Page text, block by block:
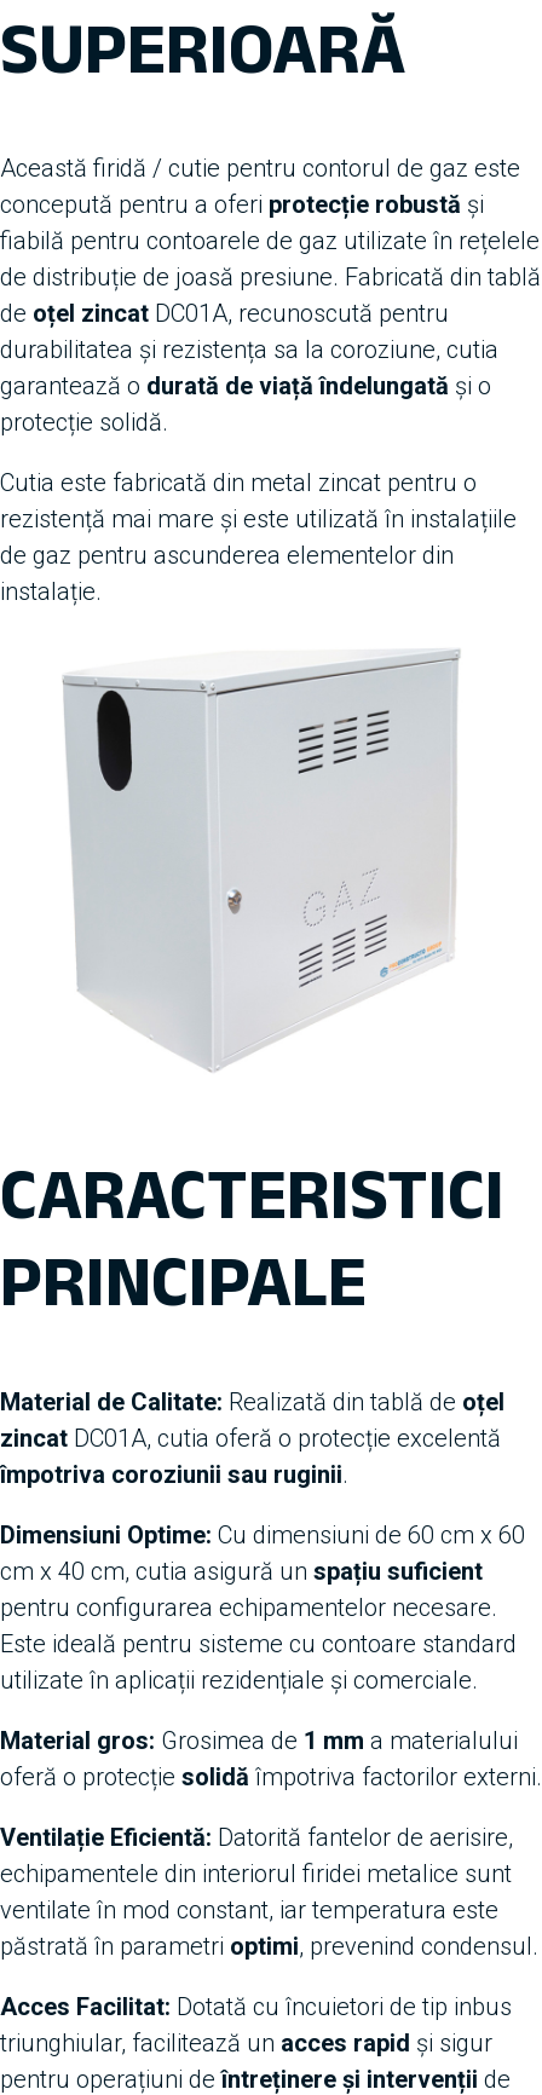
SUPERIOARĂ
Această firidă / cutie pentru contorul de gaz este
concepută pentru a oferi protecție robustă și
fiabilă pentru contoarele de gaz utilizate în rețelele
de distribuție de joasă presiune. Fabricată din tablă
de oțel zincat DC01A, recunoscută pentru
durabilitatea și rezistența sa la coroziune, cutia
garantează o durată de viață îndelungată și o
protecție solidă.
Cutia este fabricată din metal zincat pentru o
rezistență mai mare și este utilizată în instalațiile
de gaz pentru ascunderea elementelor din
instalație.
CARACTERISTICI
PRINCIPALE
Material de Calitate: Realizată din tablă de oțel
zincat DC01A, cutia oferă o protecție excelentă
împotriva coroziunii sau ruginii.
Dimensiuni Optime: Cu dimensiuni de 60 cm x 60
cm x 40 cm, cutia asigură un spațiu suficient
pentru configurarea echipamentelor necesare.
Este ideală pentru sisteme cu contoare standard
utilizate în aplicații rezidențiale și comerciale.
Material gros: Grosimea de 1 mm a materialului
oferă o protecție solidă împotriva factorilor externi.
Ventilație Eficientă: Datorită fantelor de aerisire,
echipamentele din interiorul firidei metalice sunt
ventilate în mod constant, iar temperatura este
păstrată în parametri optimi, prevenind condensul.
Acces Facilitat: Dotată cu încuietori de tip inbus
triunghiular, facilitează un acces rapid și sigur
pentru operațiuni deîntreținere și intervenții de